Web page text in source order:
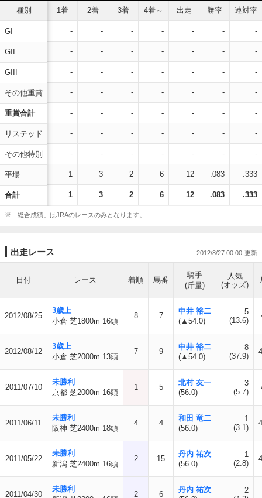
種別
GI
GII
GIII
その他重賞
重賞合計
リステッド
その他特別
平場
合計
1着 2着 3着 4着～ 出走 勝率 連対率
- - - - - - -
- - - - - - -
- - - - - - -
- - - - - - -
- - - - - - -
- - - - - - -
- - - - - - -
1 3 2 6 12 .083 .333
1 3 2 6 12 .083 .333
※「総合成績」はJRAのレースのみとなります。
出走レース 2012/8/27 00:00
日付 レース 着順 馬番
騎手
(斤量)
人気
(オッズ)
2012/08/25
3歳上
小倉 芝1800m 16頭
8 7
中井 裕二
(▲54.0)
5
(13.6)
2012/08/12
3歳上
小倉 芝2000m 13頭
7 9
中井 裕二
(▲54.0)
8
(37.9)
2011/07/10
未勝利
京都 芝2000m 16頭
1 5
北村 友一
(56.0)
3
(5.7)
2011/06/11
未勝利
阪神 芝2400m 18頭
4 4
和田 竜二
(56.0)
1
(3.1)
2011/05/22
未勝利
新潟 芝2400m 16頭
2 15
丹内 祐次
(56.0)
1
(2.8)
2011/04/30
未勝利
2 6
丹内 祐次
2